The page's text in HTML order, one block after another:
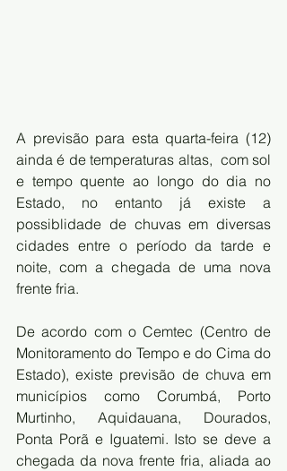
A previsão para esta quarta-feira (12)
ainda é de temperaturas altas,  com sol
e tempo quente ao longo do dia no
Estado, no entanto já existe a
possiblidade de chuvas em diversas
cidades entre o período da tarde e
noite, com a chegada de uma nova
frente fria.
De acordo com o Cemtec (Centro de
Monitoramento do Tempo e do Cima do
Estado), existe previsão de chuva em
municípios como Corumbá, Porto
Murtinho, Aquidauana, Dourados,
Ponta Porã e Iguatemi. Isto se deve a
chegada da nova frente fria, aliada ao